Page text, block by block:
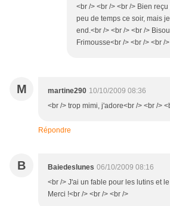
<br /> <br /> <br /> Bien
peu de temps ce soir, mais
end.<br /> <br /> <br />
Frimousse<br /> <br /> <br /
M martine290 10/10/2009 08:36
<br /> trop mimi, j'adore<br /> <br />
Répondre
B Baiedeslunes 06/10/2009 08:16
<br /> J'ai un fable pour les lutins et
Merci !<br /> <br /> <br />